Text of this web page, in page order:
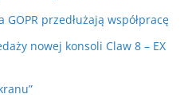
przedłużają współpracę
nowej konsoli Claw 8 – EX